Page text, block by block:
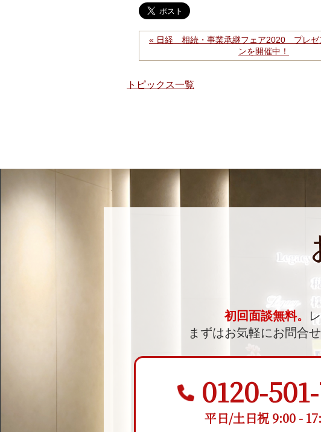
« 日経 相続・事業承継フェア2020 プレゼ
ンを開催中！
トピックス一覧
初回面談無料。
まずはお気軽にお問合せ
0120-
平日/土日祝 9:00 -